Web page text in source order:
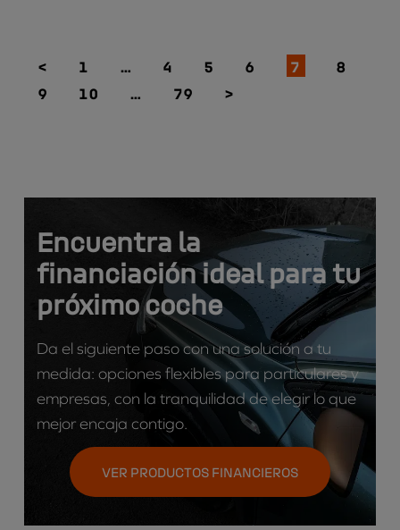
< 1 … 4 5 6 7
8
9
10 … 79 >
Encuentra la
financiación ideal para tu
próximo coche
Da el siguiente paso con una solución a tu
medida: opciones flexibles para particulares y
empresas, con la tranquilidad de elegir lo que
mejor encaja contigo.
VER PRODUCTOS FINANCIEROS